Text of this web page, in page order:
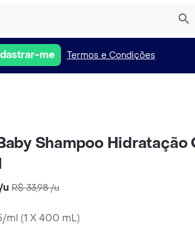
me Termos e Condições
Shampoo Hidratação
/u R$ 33,98/u
ml (1 X 400 mL)